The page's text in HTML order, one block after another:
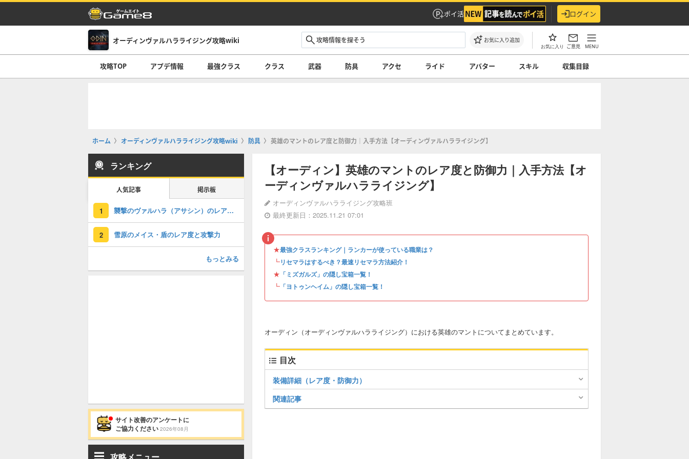
ポイ活 ログイン
オーディンヴァルハラライジング攻略wiki お気に入り追加
お気に入り ご意見 MENU
攻略TOP アプデ情報 最強クラス クラス 武器 防具 アクセ ライド アバター スキル 収集目録
ホーム オーディンヴァルハラライジング攻略wiki 防具 英雄のマントのレア度と防御力｜入手方法【オーディンヴァルハラライジング】
【オーディン】英雄のマントのレア度と防御力｜入手方法【オ
ーディンヴァルハラライジング】
オーディンヴァルハラライジング攻略班
最終更新日：2025.11.21 07:01
★最強クラスランキング｜ランカーが使っている職業は？
┗リセマラはするべき？最速リセマラ方法紹介！
★ 「ミズガルズ」の隠し宝箱一覧！
┗ 「ヨトゥンヘイム」の隠し宝箱一覧！
オーディン（オーディンヴァルハラライジング）における英雄のマントについてまとめています。
目次
装備詳細（レア度・防御力）
関連記事
ランキング
人気記事 掲示板
1 襲撃のヴァルハラ（アサシン）のレア度と装備可能なクラス
2 雪原のメイス・盾のレア度と攻撃力
もっとみる
サイト改善のアンケートに
ご協力ください 2026年08月